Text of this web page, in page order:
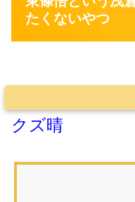
たくないやつ
クズ晴